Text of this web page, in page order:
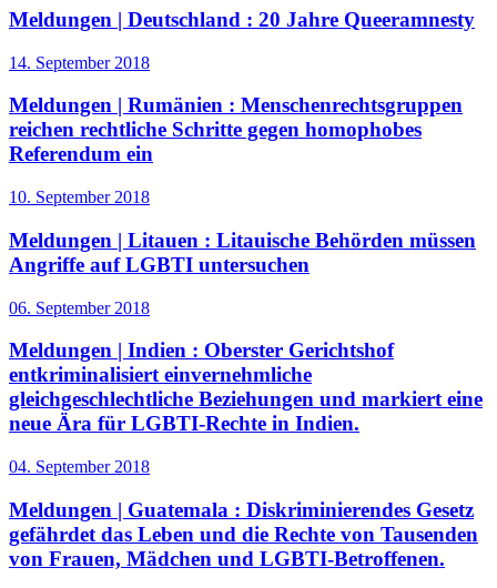
Meldungen | Deutschland : 20 Jahre Queeramnesty
14. September 2018
Meldungen | Rumänien : Menschenrechtsgruppen
reichen rechtliche Schritte gegen homophobes
Referendum ein
10. September 2018
Meldungen | Litauen : Litauische Behörden müssen
Angriffe auf LGBTI untersuchen
06. September 2018
Meldungen | Indien : Oberster Gerichtshof
entkriminalisiert einvernehmliche
gleichgeschlechtliche Beziehungen und markiert eine
neue Ära für LGBTI-Rechte in Indien.
04. September 2018
Meldungen | Guatemala : Diskriminierendes Gesetz
gefährdet das Leben und die Rechte von Tausenden
von Frauen, Mädchen und LGBTI-Betroffenen.